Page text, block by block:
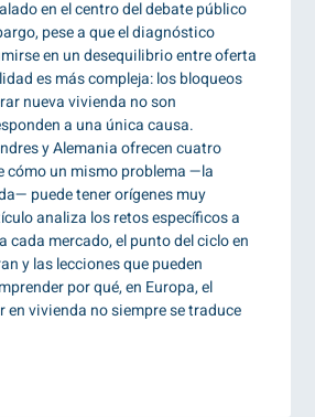
en el centro del debate público
pese a que el diagnóstico
en un desequilibrio entre oferta
es más compleja: los bloqueos
nueva vivienda no son
a una única causa.
y Alemania ofrecen cuatro
cómo un mismo problema —la
puede tener orígenes muy
analiza los retos específicos a
cada mercado, el punto del ciclo en
y las lecciones que pueden
por qué, en Europa, el
en vivienda no siempre se traduce